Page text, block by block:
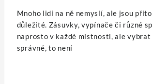
Mnoho lidí na ně nemyslí, ale jsou
důležité. Zásuvky, vypínače či různé
naprosto v každé místnosti, ale
správné, to není